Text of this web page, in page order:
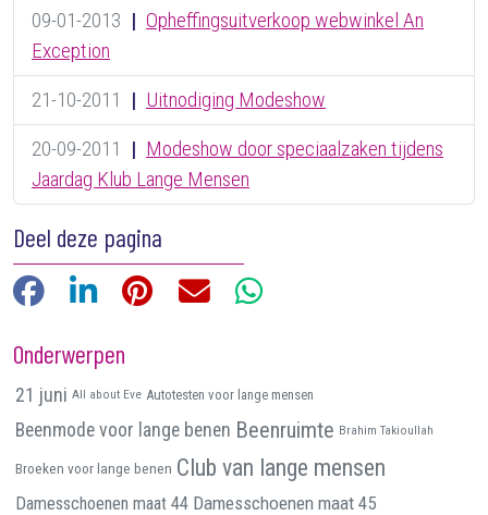
09-01-2013 | Opheffingsuitverkoop webwinkel An
Exception
21-10-2011
| Uitnodiging Modeshow
20-09-2011
| Modeshow door speciaalzaken tijdens
Jaardag Klub Lange Mensen
Deel deze pagina
FacebookLinkedIn Pinterest E-mailWhatsApp
Onderwerpen
21 juni All about Eve Autotesten voor lange mensen
Beenmode voor lange benen Beenruimte Brahim Takioullah
Broeken voor lange benen Club van lange mensen
Damesschoenen maat 44 Damesschoenen maat 45